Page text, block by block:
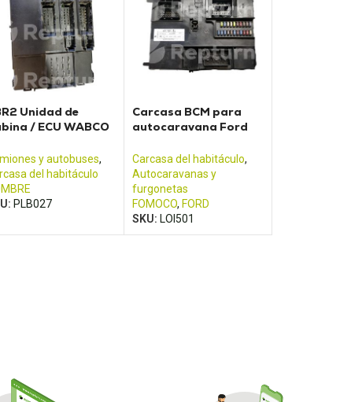
Unidad de
/ ECU WABCO
y autobuses,
del habitáculo
PLB027
Carcasa BCM para
autocaravana Ford
Carcasa del habitáculo,
Autocaravanas y
furgonetas
FOMOCO, FORD
SKU: LOI501